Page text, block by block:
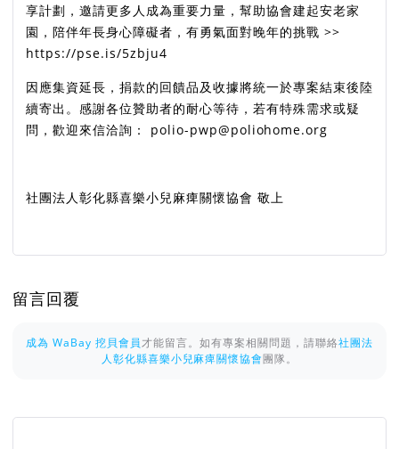
享計劃，邀請更多人成為重要力量，幫助協會建起安老家
園，陪伴年長身心障礙者，有勇氣面對晚年的挑戰 >>
https://pse.is/5zbju4
因應集資延長，捐款的回饋品及收據將統一於專案結束後陸
續寄出。感謝各位贊助者的耐心等待，若有特殊需求或疑
問，歡迎來信洽詢： polio-pwp@poliohome.org
社團法人彰化縣喜樂小兒麻痺關懷協會 敬上
留言回覆
成為 WaBay 挖貝會員才能留言。如有專案相關問題，請聯絡社團法
人彰化縣喜樂小兒麻痺關懷協會團隊。